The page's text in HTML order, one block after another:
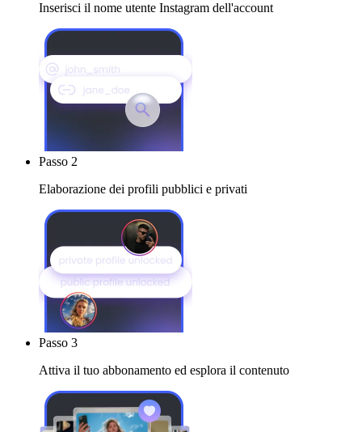
Inserisci il nome utente Instagram dell'account
Passo 2
Elaborazione dei profili pubblici e privati
Passo 3
Attiva il tuo abbonamento ed esplora il contenuto